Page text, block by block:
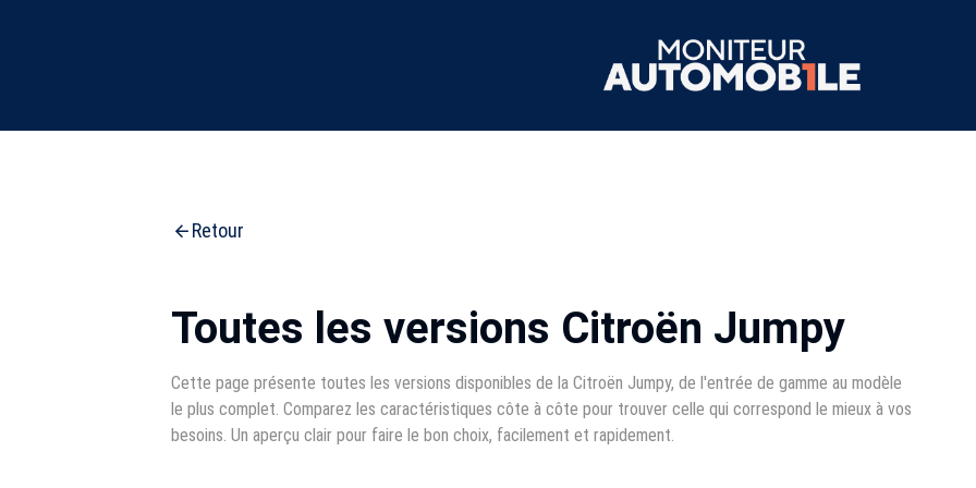
Retour
Toutes les versions Citroën Jumpy
Cette page présente toutes les versions disponibles de la Citroën Jumpy, de l'entrée de gamme au modèle
le plus complet. Comparez les caractéristiques côte à côte pour trouver celle qui correspond le mieux à vos
besoins. Un aperçu clair pour faire le bon choix, facilement et rapidement.